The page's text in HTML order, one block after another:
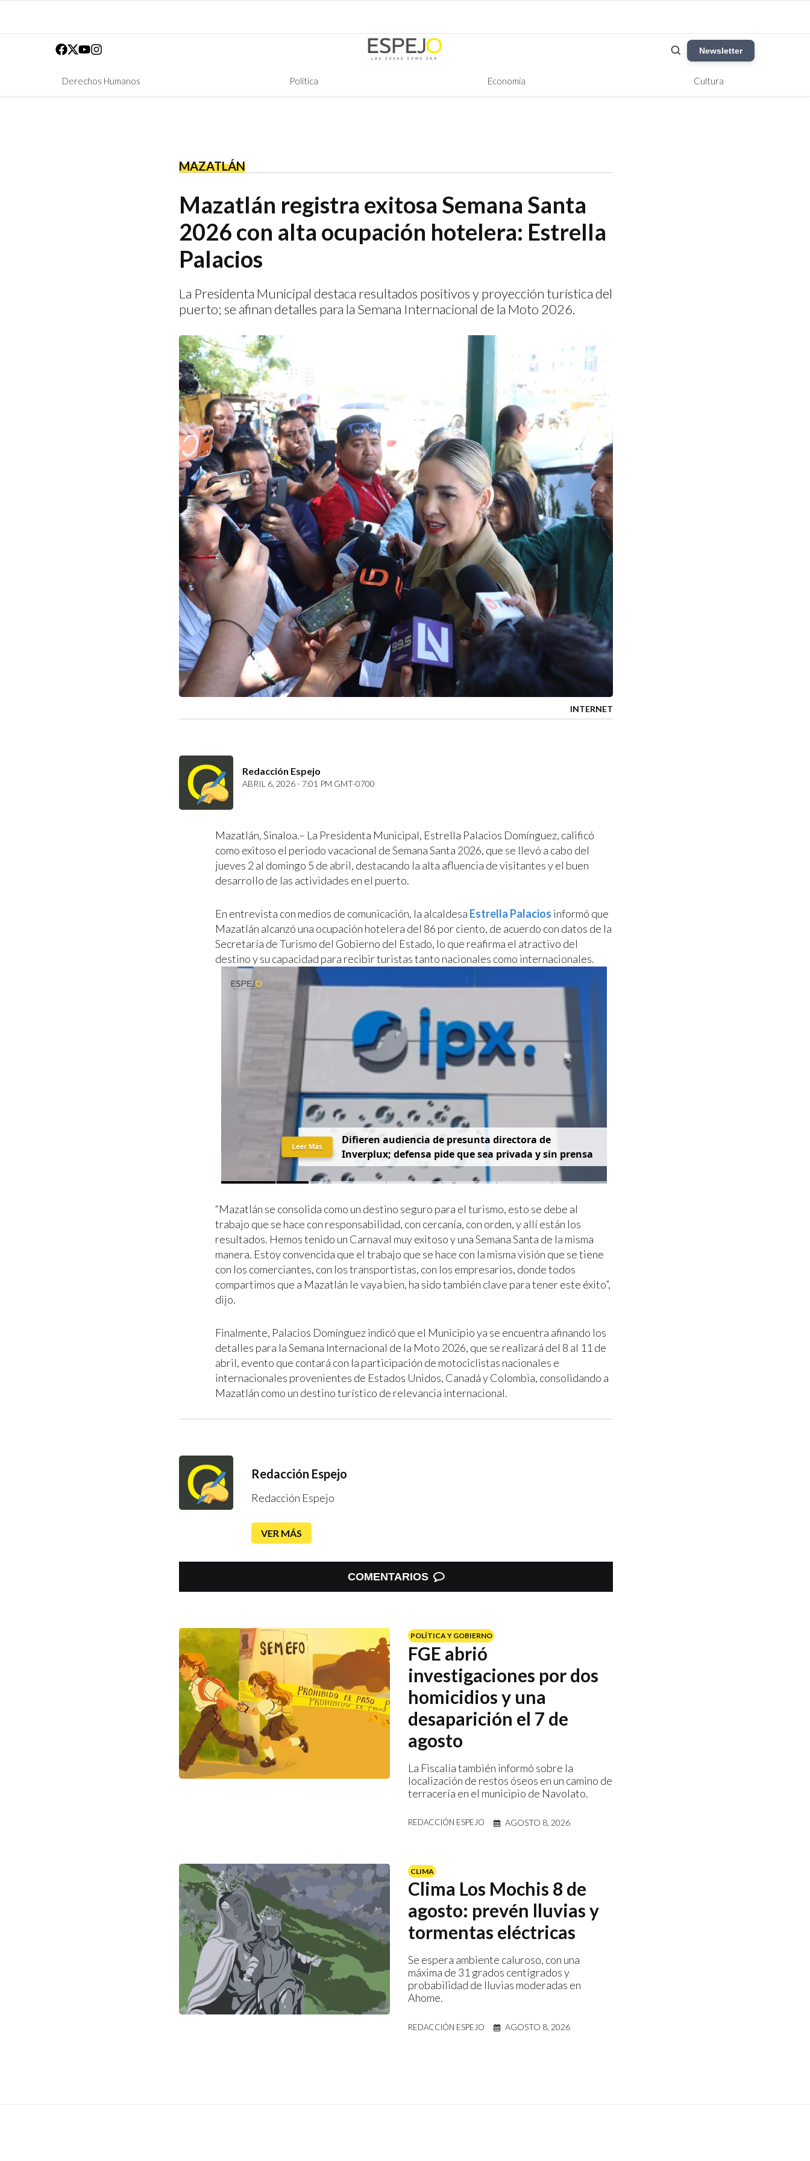
Newsletter
Derechos Humanos Política Economía Cultura
MAZATLÁN
Mazatlán registra exitosa Semana Santa
2026 con alta ocupación hotelera: Estrella
Palacios
La Presidenta Municipal destaca resultados positivos y proyección turística del
puerto; se afinan detalles para la Semana Internacional de la Moto 2026.
INTERNET
Redacción Espejo
ABRIL 6, 2026 - 7:01 PM GMT-0700
Mazatlán, Sinaloa.– La Presidenta Municipal, Estrella Palacios Domínguez, calificó
como exitoso el periodo vacacional de Semana Santa 2026, que se llevó a cabo del
jueves 2 al domingo 5 de abril, destacando la alta afluencia de visitantes y el buen
desarrollo de las actividades en el puerto.
En entrevista con medios de comunicación, la alcaldesa Estrella Palacios informó que
Mazatlán alcanzó una ocupación hotelera del 86 por ciento, de acuerdo con datos de la
Secretaría de Turismo del Gobierno del Estado, lo que reafirma el atractivo del
destino y su capacidad para recibir turistas tanto nacionales como internacionales.
Difieren audiencia de presunta directora de
Inverplux; defensa pidequesea privada ysin prensa
Leer Más
“Mazatlán se consolida como un destino seguro para el turismo, esto se debe al
trabajo que se hace con responsabilidad, con cercanía, con orden, y allí están los
resultados. Hemos tenido un Carnaval muy exitoso y una Semana Santa de la misma
manera. Estoy convencida que el trabajo que se hace con la misma visión que se tiene
con los comerciantes, con los transportistas, con los empresarios, donde todos
compartimos que a Mazatlán le vaya bien, ha sido también clave para tener este éxito”,
dijo.
Finalmente, Palacios Domínguez indicó que el Municipio ya se encuentra afinando los
detalles para la Semana Internacional de la Moto 2026, que se realizará del 8 al 11 de
abril, evento que contará con la participación de motociclistas nacionales e
internacionales provenientes de Estados Unidos, Canadá y Colombia, consolidando a
Mazatlán como un destino turístico de relevancia internacional.
Redacción Espejo
Redacción Espejo
VER MÁS
COMENTARIOS
POLÍTICA Y GOBIERNO
FGE abrió
investigaciones por dos
homicidios y una
desaparición el 7 de
agosto
La Fiscalía también informó sobre la
localización de restos óseos en un camino de
terracería en el municipio de Navolato.
REDACCIÓN ESPEJO AGOSTO 8, 2026
CLIMA
Clima Los Mochis 8 de
agosto: prevén lluvias y
tormentas eléctricas
Se espera ambiente caluroso, con una
máxima de 31 grados centígrados y
probabilidad de lluvias moderadas en
Ahome.
REDACCIÓN ESPEJO AGOSTO 8, 2026